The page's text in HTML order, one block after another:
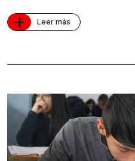
+ Leer más